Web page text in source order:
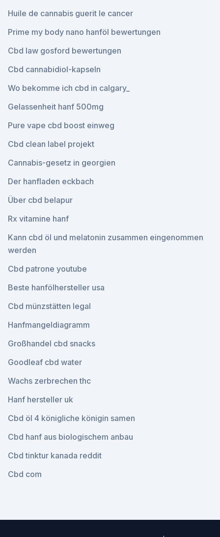
Huile de cannabis guerit le cancer
Prime my body nano hanföl bewertungen
Cbd law gosford bewertungen
Cbd cannabidiol-kapseln
Wo bekomme ich cbd in calgary_
Gelassenheit hanf 500mg
Pure vape cbd boost einweg
Cbd clean label projekt
Cannabis-gesetz in georgien
Der hanfladen eckbach
Über cbd belapur
Rx vitamine hanf
Kann cbd öl und melatonin zusammen eingenommen
werden
Cbd patrone youtube
Beste hanfölhersteller usa
Cbd münzstätten legal
Hanfmangeldiagramm
Großhandel cbd snacks
Goodleaf cbd water
Wachs zerbrechen thc
Hanf hersteller uk
Cbd öl 4 königliche königin samen
Cbd hanf aus biologischem anbau
Cbd tinktur kanada reddit
Cbd com